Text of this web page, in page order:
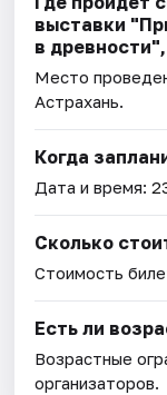
выставки
в
Место
Астрахань.
Когда
Дата и время:
Сколько
Стоимость
Есть ли
Возрастные
организаторов.